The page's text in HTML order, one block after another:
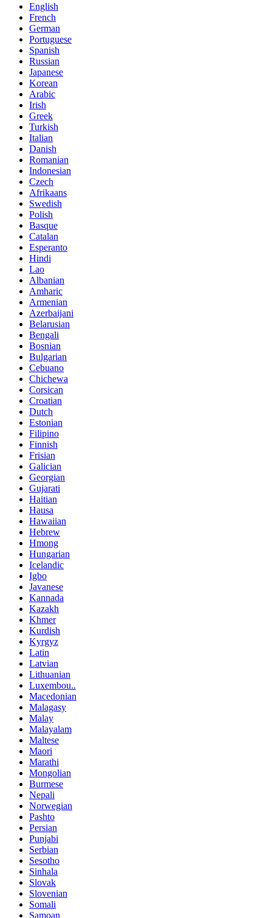
English
French
German
Portuguese
Spanish
Russian
Japanese
Korean
Arabic
Irish
Greek
Turkish
Italian
Danish
Romanian
Indonesian
Czech
Afrikaans
Swedish
Polish
Basque
Catalan
Esperanto
Hindi
Lao
Albanian
Amharic
Armenian
Azerbaijani
Belarusian
Bengali
Bosnian
Bulgarian
Cebuano
Chichewa
Corsican
Croatian
Dutch
Estonian
Filipino
Finnish
Frisian
Galician
Georgian
Gujarati
Haitian
Hausa
Hawaiian
Hebrew
Hmong
Hungarian
Icelandic
Igbo
Javanese
Kannada
Kazakh
Khmer
Kurdish
Kyrgyz
Latin
Latvian
Lithuanian
Luxembou..
Macedonian
Malagasy
Malay
Malayalam
Maltese
Maori
Marathi
Mongolian
Burmese
Nepali
Norwegian
Pashto
Persian
Punjabi
Serbian
Sesotho
Sinhala
Slovak
Slovenian
Somali
Samoan